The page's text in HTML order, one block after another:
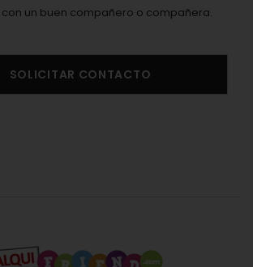
con un buen compañero o compañera.
SOLICITAR CONTACTO